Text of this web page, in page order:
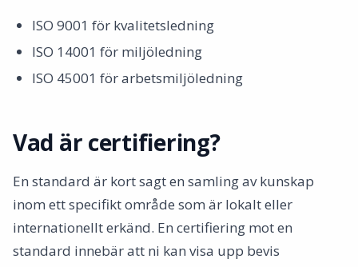
ISO 14001 - Miljö
Vad är ISO 14001?
Vad innebär det?
Vad ger det för effekt?
Standardens krav
ISO 9001 för kvalitetsledning
ISO 14001 för miljöledning
ISO 45001 för arbetsmiljöledning
Vad är certifiering?
En standard är kort sagt en samling av kunskap
inom ett specifikt område som är lokalt eller
internationellt erkänd. En certifiering mot en
standard innebär att ni kan visa upp bevis